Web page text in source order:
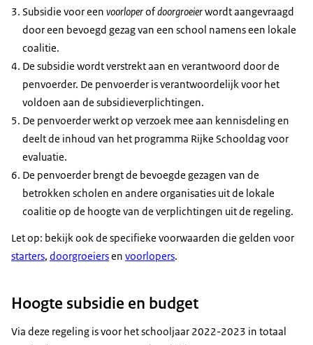
Subsidie voor een voorloperofdoorgroeierwordt aangevraagd
door een bevoegd gezag van een school namens een lokale
coalitie.
De subsidie wordt verstrekt aan en verantwoord door de
penvoerder. De penvoerder is verantwoordelijk voor het
voldoen aan de subsidieverplichtingen.
De penvoerder werkt op verzoek mee aan kennisdeling en
deelt de inhoud van het programma Rijke Schooldag voor
evaluatie.
De penvoerder brengt de bevoegde gezagen van de
betrokken scholen en andere organisaties uit de lokale
coalitie op de hoogte van de verplichtingen uit de regeling.
Let op: bekijk ook de specifieke voorwaarden die gelden voor
starters, doorgroeiersen voorlopers.
Hoogte subsidie en budget
Via deze regeling is voor het schooljaar 2022-2023 in totaal